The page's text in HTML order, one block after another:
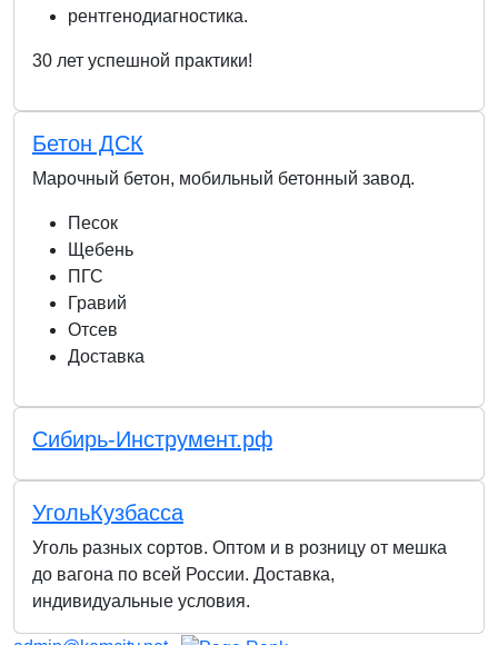
рентгенодиагностика.
30 лет успешной практики!
Бетон ДСК
Марочный бетон, мобильный бетонный завод.
Песок
Щебень
ПГС
Гравий
Отсев
Доставка
Сибирь-Инструмент.рф
УгольКузбасса
Уголь разных сортов. Оптом и в розницу от мешка
до вагона по всей России. Доставка,
индивидуальные условия.